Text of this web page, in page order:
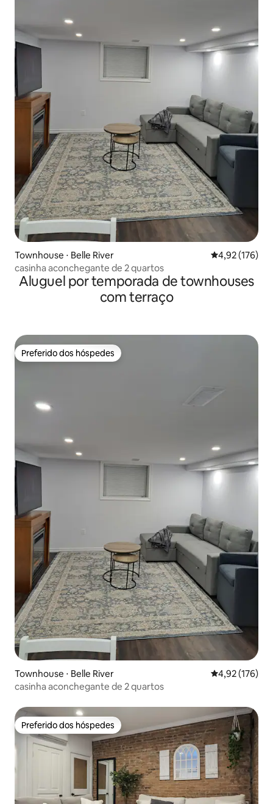
Townhouse ⋅ Belle River 4,92 de uma
4,92 (176)
casinha aconchegante de 2 quartos
Aluguel por temporada de townhouses
com terraço
Preferido dos hóspedes
Preferido dos hóspedes
Townhouse ⋅ Belle River 4,92 de uma
4,92 (176)
casinha aconchegante de 2 quartos
Preferido dos hóspedes
Preferido dos hóspedes